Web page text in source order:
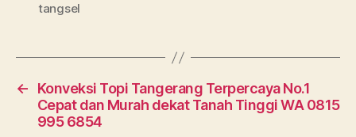
tangsel
←
Konveksi Topi Tangerang Terpercaya No.1
Cepat dan Murah dekat Tanah Tinggi WA 0815
995 6854